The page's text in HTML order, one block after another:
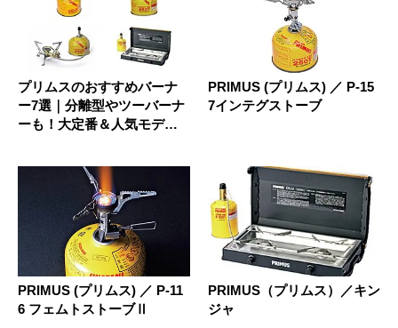
プリムスのおすすめバーナ
ー7選｜分離型やツーバーナ
ーも！大定番＆人気モデル
PRIMUS (プリムス) ／ P-15
7インテグストーブ
PRIMUS (プリムス) ／ P-11
6 フェムトストーブⅡ
PRIMUS（プリムス）／キン
ジャ